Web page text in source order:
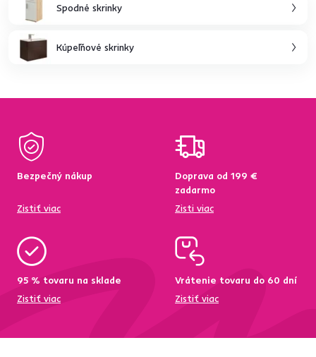
Spodné skrinky
Kúpeľňové skrinky
Bezpečný nákup
Zistiť viac
Doprava od 199 €
zadarmo
Zisti viac
95 % tovaru na sklade
Zistiť viac
Vrátenie tovaru do 60 dní
Zistiť viac